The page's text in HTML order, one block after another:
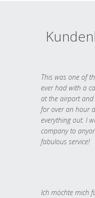
This was one of
ever had with a
at the airport and
for over an hour
everything out. I
company to
fabulous service!
Ich möchte mich